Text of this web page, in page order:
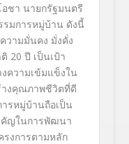
อชา นายกรัฐมนตรี
มการหมู่บ้าน ดังนี้
วามมั่นคง มั่งคั่ง
20 ปี เป็นเป้า
ความเข้มแข็งใน
างคุณภาพชีวิตที่ดี
รหมู่บ้านถือเป็น
คัญในการพัฒนา
งการตามหลัก